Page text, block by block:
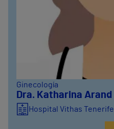
Ginecología
Dra. Katharina Arand
Hospital Vithas Tenerife